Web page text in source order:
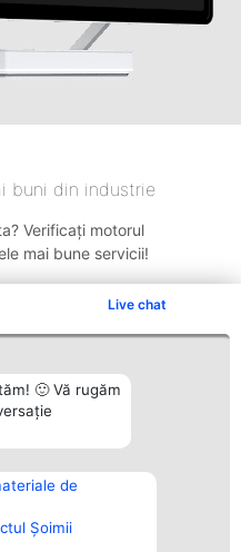
Live chat
🙂 Vă rugăm
de
Șoimii
buni din industrie
Verificați motorul
mai bune servicii!
Contact